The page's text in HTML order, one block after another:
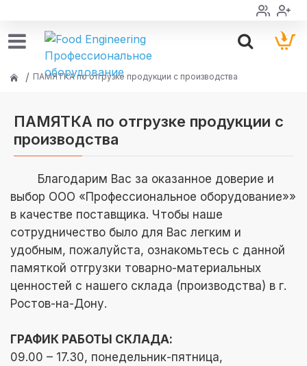
ПАМЯТКА по отгрузке продукции с производства
ПАМЯТКА по отгрузке продукции с
производства
Благодарим Вас за оказанное доверие и
выбор ООО «Профессиональное оборудование»»
в качестве поставщика. Чтобы наше
сотрудничество было для Вас легким и
удобным, пожалуйста, ознакомьтесь с данной
памяткой отгрузки товарно-материальных
ценностей с нашего склада (производства) в г.
Ростов-на-Дону.
ГРАФИК РАБОТЫ СКЛАДА:
09.00 – 17.30, понедельник-пятница,